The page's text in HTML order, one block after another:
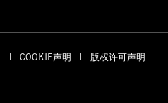
COOKIE声明
版权许可声明